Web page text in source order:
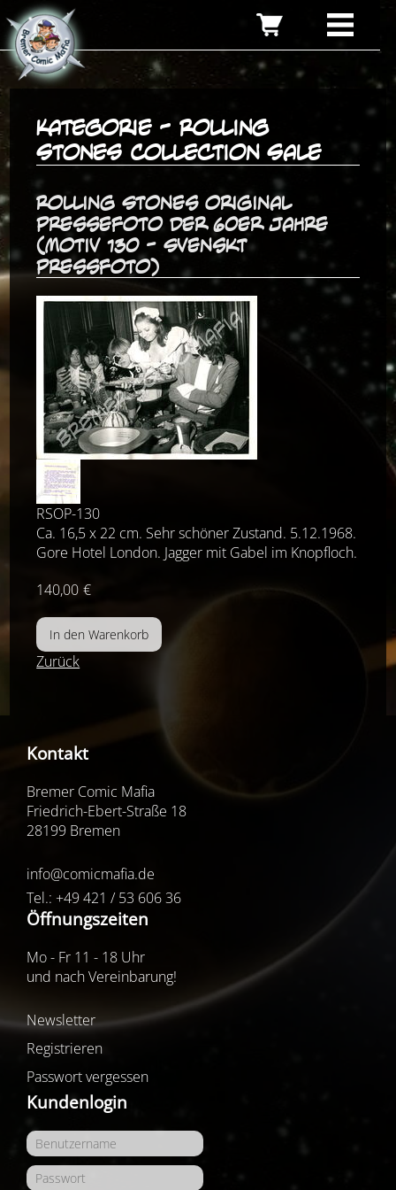
Kategorie - Rolling
Stones Collection Sale
Rolling Stones original
Pressefoto der 60er Jahre
(Motiv 130 - Svenskt
Pressfoto)
RSOP-130
Ca. 16,5 x 22 cm. Sehr schöner Zustand. 5.12.1968.
Gore Hotel London. Jagger mit Gabel im Knopfloch.
140,00 €
Zurück
Kontakt
Bremer Comic Mafia
Friedrich-Ebert-Straße 18
28199 Bremen
info@comicmafia.de
Tel.: +49 421 / 53 606 36
Öffnungszeiten
Mo - Fr 11 - 18 Uhr
und nach Vereinbarung!
Newsletter
Registrieren
Passwort vergessen
Kundenlogin